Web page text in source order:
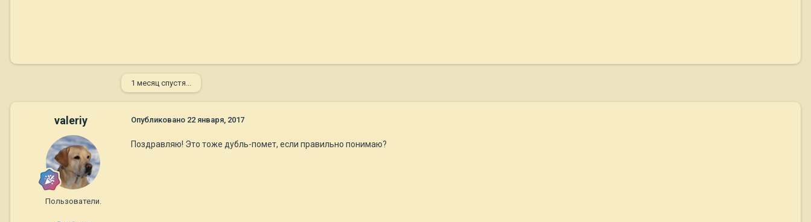
1 месяц спустя...
valeriy
Пользователи.
Опубликовано 22 января, 2017
Поздравляю! Это тоже дубль-помет, если правильно понимаю?